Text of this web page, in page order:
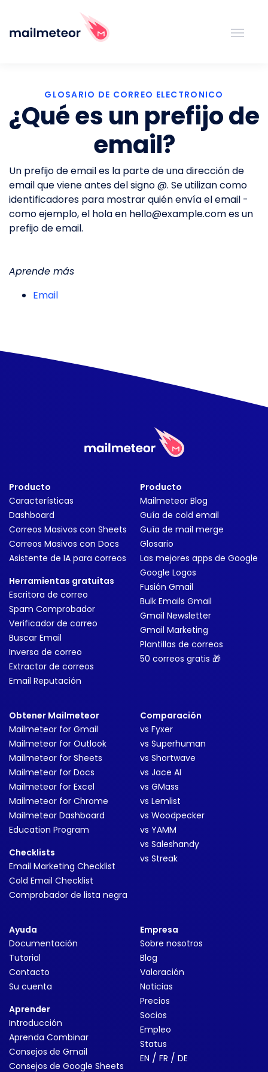
GLOSARIO DE CORREO ELECTRONICO
¿Qué es un prefijo de
email?
Un prefijo de email es la parte de una dirección de
email que viene antes del signo @. Se utilizan como
identificadores para mostrar quién envía el email -
como ejemplo, el hola en hello@example.comes un
prefijo de email.
Aprende más
Email
Producto
Características
Dashboard
Correos Masivos con Sheets
Correos Masivos con Docs
Asistente de IA para correos
Herramientas gratuitas
Escritora de correo
Spam Comprobador
Verificador de correo
Buscar Email
Inversa de correo
Extractor de correos
Email Reputación
Producto
Mailmeteor Blog
Guía de cold email
Guía de mail merge
Glosario
Las mejores apps de Google
Google Logos
Fusión Gmail
Bulk Emails Gmail
Gmail Newsletter
Gmail Marketing
Plantillas de correos
50 correos gratis 🎁
Obtener Mailmeteor
Mailmeteor for Gmail
Mailmeteor for Outlook
Mailmeteor for Sheets
Mailmeteor for Docs
Mailmeteor for Excel
Mailmeteor for Chrome
Mailmeteor Dashboard
Education Program
Checklists
Email Marketing Checklist
Cold Email Checklist
Comprobador de lista negra
Comparación
vs Fyxer
vs Superhuman
vs Shortwave
vs Jace AI
vs GMass
vs Lemlist
vs Woodpecker
vs YAMM
vs Saleshandy
vs Streak
Ayuda
Documentación
Tutorial
Contacto
Su cuenta
Aprender
Introducción
Aprenda Combinar
Consejos de Gmail
Consejos de Google Sheets
Empresa
Sobre nosotros
Blog
Valoración
Noticias
Precios
Socios
Empleo
Status
EN / FR / DE